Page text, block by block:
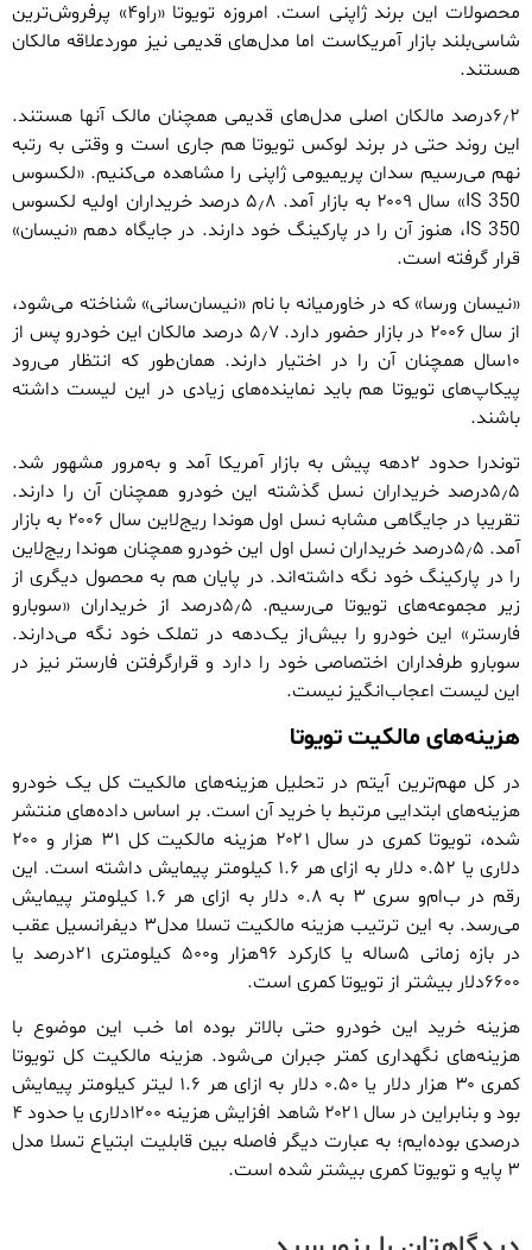
محصولات این برند ژاپنی است. امروزه تویوتا «راو۴» پرفروش‌ترین
شاسی‌بلند بازار آمریکاست اما مدل‌های قدیمی نیز موردعلاقه مالکان
هستند.
۶٫۲درصد مالکان اصلی مدل‌های قدیمی همچنان مالک آنها هستند.
این روند حتی در برند لوکس تویوتا هم جاری است و وقتی به رتبه
نهم می‌رسیم سدان پریمیومی ژاپنی را مشاهده می‌کنیم. «لکسوس
IS 350» سال ۲۰۰۹ به بازار آمد. ۵٫۸ درصد خریداران اولیه لکسوس
IS 350، هنوز آن را در پارکینگ خود دارند. در جایگاه دهم «نیسان»
قرار گرفته است.
«نیسان ورسا» که در خاورمیانه با نام «نیسان‌سانی» شناخته می‌شود،
از سال ۲۰۰۶ در بازار حضور دارد. ۵٫۷ درصد مالکان این خودرو پس از
۱۰سال همچنان آن را در اختیار دارند. همان‌طور که انتظار می‌رود
پیکاپ‌های تویوتا هم باید نماینده‌های زیادی در این لیست داشته
باشند.
توندرا حدود ۲دهه پیش به بازار آمریکا آمد و به‌مرور مشهور شد.
۵٫۵درصد خریداران نسل گذشته این خودرو همچنان آن را دارند.
تقریبا در جایگاهی مشابه نسل اول هوندا ریج‌لاین سال ۲۰۰۶ به بازار
آمد. ۵٫۵درصد خریداران نسل اول این خودرو همچنان هوندا ریج‌لاین
را در پارکینگ خود نگه داشته‌اند. در پایان هم به محصول دیگری از
زیر مجموعه‌های تویوتا می‌رسیم. ۵٫۵درصد از خریداران «سوبارو
فارستر» این خودرو را بیش‌از یک‌دهه در تملک خود نگه می‌دارند.
سوبارو طرفداران اختصاصی خود را دارد و قرارگرفتن فارستر نیز در
این لیست اعجاب‌انگیز نیست.
هزینه‌های مالکیت تویوتا
در کل مهم‌ترین آیتم در تحلیل هزینه‌های مالکیت کل یک خودرو
هزینه‌های ابتدایی مرتبط با خرید آن است. بر اساس داده‌های منتشر
شده، تویوتا کمری در سال ۲۰۲۱ هزینه مالکیت کل ۳۱ هزار و ۲۰۰
دلاری یا ۰.۵۲ دلار به ازای هر ۱.۶ کیلومتر پیمایش داشته است. این
رقم در ب‌ام‌و سری ۳ به ۰.۸ دلار به ازای هر ۱.۶ کیلومتر پیمایش
می‌رسد. به این ترتیب هزینه مالکیت تسلا مدل۳ دیفرانسیل عقب
در بازه زمانی ۵ساله یا کارکرد ۹۶هزار و۵۰۰ کیلومتری ۲۱درصد یا
۶۶۰۰دلار بیشتر از تویوتا کمری است.
هزینه خرید این خودرو حتی بالاتر بوده اما خب این موضوع با
هزینه‌های نگهداری کمتر جبران می‌شود. هزینه مالکیت کل تویوتا
کمری ۳۰ هزار دلار یا ۰.۵۰ دلار به ازای هر ۱.۶ لیتر کیلومتر پیمایش
بود و بنابراین در سال ۲۰۲۱ شاهد افزایش هزینه ۱۲۰۰دلاری یا حدود ۴
درصدی بوده‌ایم؛ به عبارت دیگر فاصله بین قابلیت ابتیاع تسلا مدل
۳ پایه و تویوتا کمری بیشتر شده است.